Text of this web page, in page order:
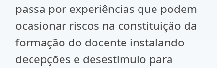
passa por experiências que podem
ocasionar riscos na constituição da
formação do docente instalando
decepções e desestimulo para